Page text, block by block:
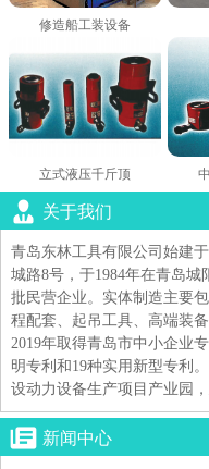
修造船工装设备
立式液压千斤顶
关于我们
青岛东林工具有限公司始建
城路8号，于1984年在青岛
批民营企业。实体制造主要
程配套、起吊工具、高端装
2019年取得青岛市中小企业
明专利和19种实用新型专利
设动力设备生产项目产业园
新闻中心